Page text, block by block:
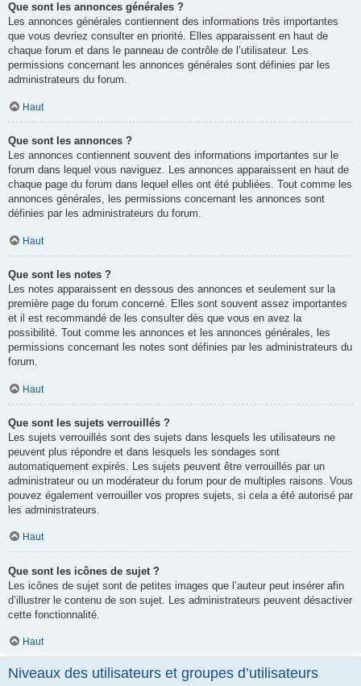
Que sont les annonces générales ?
Les annonces générales contiennent des informations très importantes
que vous devriez consulter en priorité. Elles apparaissent en haut de
chaque forum et dans le panneau de contrôle de l’utilisateur. Les
permissions concernant les annonces générales sont définies par les
administrateurs du forum.
Haut
Que sont les annonces ?
Les annonces contiennent souvent des informations importantes sur le
forum dans lequel vous naviguez. Les annonces apparaissent en haut de
chaque page du forum dans lequel elles ont été publiées. Tout comme les
annonces générales, les permissions concernant les annonces sont
définies par les administrateurs du forum.
Haut
Que sont les notes ?
Les notes apparaissent en dessous des annonces et seulement sur la
première page du forum concerné. Elles sont souvent assez importantes
et il est recommandé de les consulter dès que vous en avez la
possibilité. Tout comme les annonces et les annonces générales, les
permissions concernant les notes sont définies par les administrateurs du
forum.
Haut
Que sont les sujets verrouillés ?
Les sujets verrouillés sont des sujets dans lesquels les utilisateurs ne
peuvent plus répondre et dans lesquels les sondages sont
automatiquement expirés. Les sujets peuvent être verrouillés par un
administrateur ou un modérateur du forum pour de multiples raisons. Vous
pouvez également verrouiller vos propres sujets, si cela a été autorisé par
les administrateurs.
Haut
Que sont les icônes de sujet ?
Les icônes de sujet sont de petites images que l’auteur peut insérer afin
d’illustrer le contenu de son sujet. Les administrateurs peuvent désactiver
cette fonctionnalité.
Haut
Niveaux des utilisateurs et groupes d’utilisateurs